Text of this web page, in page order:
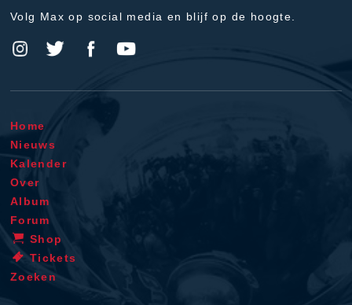
Volg Max op social media en blijf op de hoogte.
Home
Nieuws
Kalender
Over
Album
Forum
Shop
Tickets
Zoeken